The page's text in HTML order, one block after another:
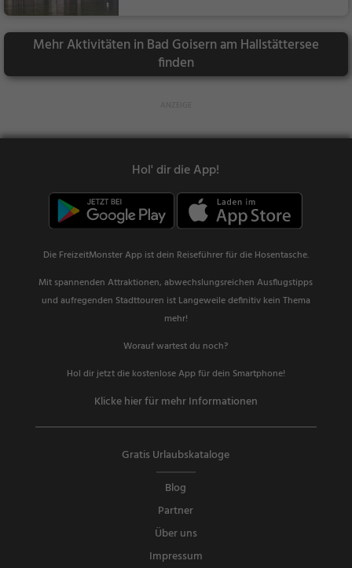
r
Mehr Aktivitäten in Bad Goisern am Hallstättersee
finden
Hol' dir die App!
Die FreizeitMonster App ist dein Reiseführer für die Hosentasche.
Mit spannenden Attraktionen, abwechslungsreichen Ausflugstipps
und aufregenden Stadttouren ist Langeweile definitiv kein Thema
mehr!
Worauf wartest du noch?
Hol dir jetzt die kostenlose App für dein Smartphone!
Klicke hier für mehr Informationen
Gratis Urlaubskataloge
Blog
Partner
Über uns
Impressum